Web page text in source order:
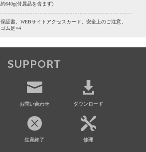
約640g(付属品を含まず)
保証書、WEBサイトアクセスカード、安全上のご注意、
ゴム足×4
SUPPORT
お問い合わせ ダウンロード
生産終了 修理